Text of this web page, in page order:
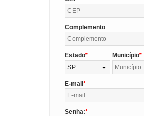
Complemento
Estado
SP
Município
E-mail
Senha: